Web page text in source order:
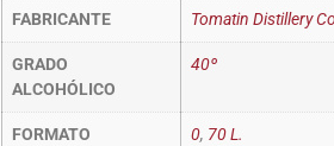
FABRICANTE Tomatin Distillery Co
GRADO
ALCOHÓLICO
40º
FORMATO 0, 70 L.